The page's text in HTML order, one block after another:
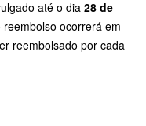
até o dia 28 de
ocorrerá em
reembolsado por cada